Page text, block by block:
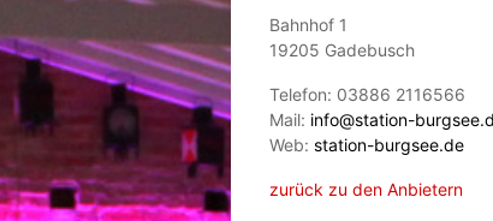
Bahnhof 1
19205 Gadebusch
Telefon: 03886 2116566
Mail: info@station-
Web: station-burgsee.de
zurück zu den Anbietern